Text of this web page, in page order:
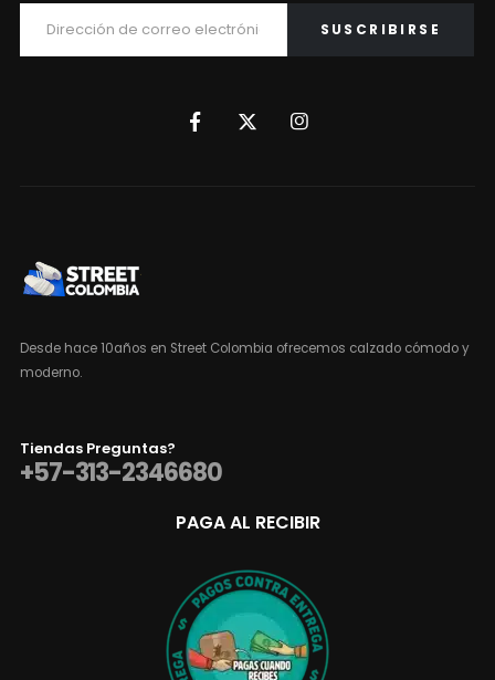
Desde hace 10años en Street Colombia ofrecemos calzado cómodo y
moderno.
Tiendas Preguntas?
+57-313-2346680
PAGA AL RECIBIR